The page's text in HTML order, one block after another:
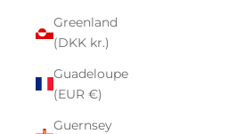
Greenland
(DKK kr.)
Guadeloupe
(EUR €)
Guernsey